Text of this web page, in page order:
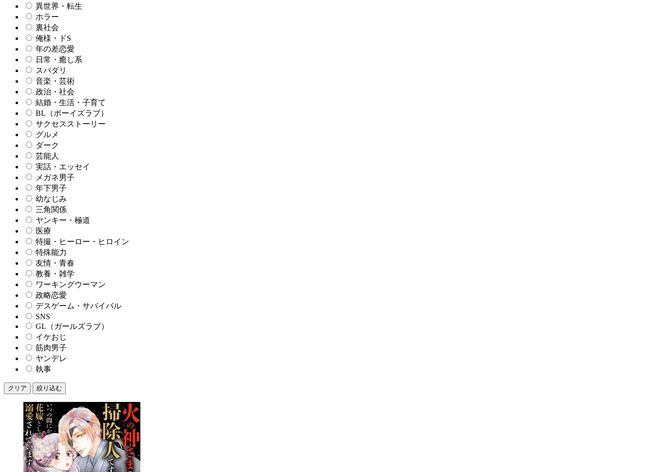
異世界・転生
ホラー
裏社会
俺様・ドS
年の差恋愛
日常・癒し系
スパダリ
音楽・芸術
政治・社会
結婚・生活・子育て
BL（ボーイズラブ）
サクセスストーリー
グルメ
ダーク
芸能人
実話・エッセイ
メガネ男子
年下男子
幼なじみ
三角関係
ヤンキー・極道
医療
特撮・ヒーロー・ヒロイン
特殊能力
友情・青春
教養・雑学
ワーキングウーマン
政略恋愛
デスゲーム・サバイバル
SNS
GL（ガールズラブ）
イケおじ
筋肉男子
ヤンデレ
執事
クリア 絞り込む